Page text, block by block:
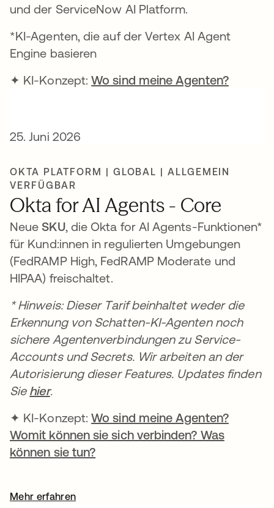
und der ServiceNow AI Platform.
*KI-Agenten, die auf der Vertex AI Agent
Engine basieren
✦ KI-Konzept:Wo sind meine Agenten?
25. Juni 2026
OKTA PLATFORM | GLOBAL | ALLGEMEIN
VERFÜGBAR
Okta for AI Agents - Core
Neue SKU, die Okta for AI Agents-Funktionen*
für Kund:innen in regulierten Umgebungen
(FedRAMP High, FedRAMP Moderate und
HIPAA) freischaltet.
* Hinweis: Dieser Tarif beinhaltet weder die
Erkennung von Schatten-KI-Agenten noch
sichere Agentenverbindungen zu Service-
Accounts und Secrets. Wir arbeiten an der
Autorisierung dieser Features. Updates finden
Sie hier.
✦ KI-Konzept:Wo sind meine Agenten?
Womit können sie sich verbinden? Was
können sie tun?
Mehr erfahren